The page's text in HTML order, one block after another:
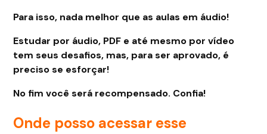
Para isso, nada melhor que as aulas em áudio!
Estudar por áudio, PDF e até mesmo por vídeo
tem seus desafios, mas, para ser aprovado, é
preciso se esforçar!
No fim você será recompensado. Confia!
Onde posso acessar esse